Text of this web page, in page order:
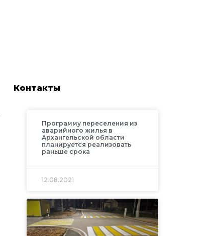
Контакты
Программу переселения из
аварийного жилья в
Архангельской области
планируется реализовать
раньше срока
12.08.2021